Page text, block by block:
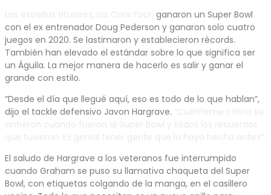
ganaron un Super Bowl
con el ex entrenador Doug Pederson y ganaron solo cuatro
juegos en 2020. Se lastimaron y establecieron récords.
También han elevado el estándar sobre lo que significa ser
un Águila. La mejor manera de hacerlo es salir y ganar el
grande con estilo.
“Desde el día que llegué aquí, eso es todo de lo que hablan”,
dijo el tackle defensivo Javon Hargrave.
El saludo de Hargrave a los veteranos fue interrumpido
cuando Graham se puso su llamativa chaqueta del Super
Bowl, con etiquetas colgando de la manga, en el casillero